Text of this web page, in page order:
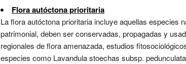
Flora autóctona prioritaria
La flora autóctona prioritaria incluye aquellas especies
patrimonial, deben ser conservadas, propagadas y
regionales de flora amenazada, estudios
especies como Lavandula stoechas subsp.